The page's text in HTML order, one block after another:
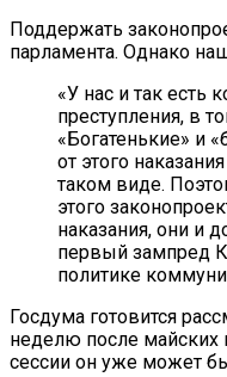
Поддержать
парламента. Однако
«У нас и так есть
преступления, в
«Богатенькие» и
от этого
таком виде.
этого
наказания, они и
первый зампред
политике
Госдума готовится
неделю после майских
сессии он уже может